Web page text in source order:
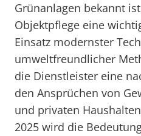
Grünanlagen bekannt
Objektpflege eine
Einsatz modernster
umweltfreundlicher
die Dienstleister eine
den Ansprüchen von
und privaten
2025 wird die